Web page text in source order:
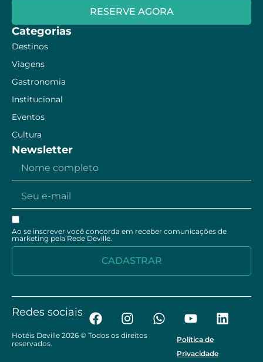
RESERVE AGORA
Categorias
Destinos
Viagens
Gastronomia
Institucional
Eventos
Cultura
Newsletter
Ao se inscrever você concorda em receber comunicações de
marketing pela Rede Deville.
Hotéis Deville 2026 © Todos os direitos
reservados.
Política de
Privacidade
Redes sociais